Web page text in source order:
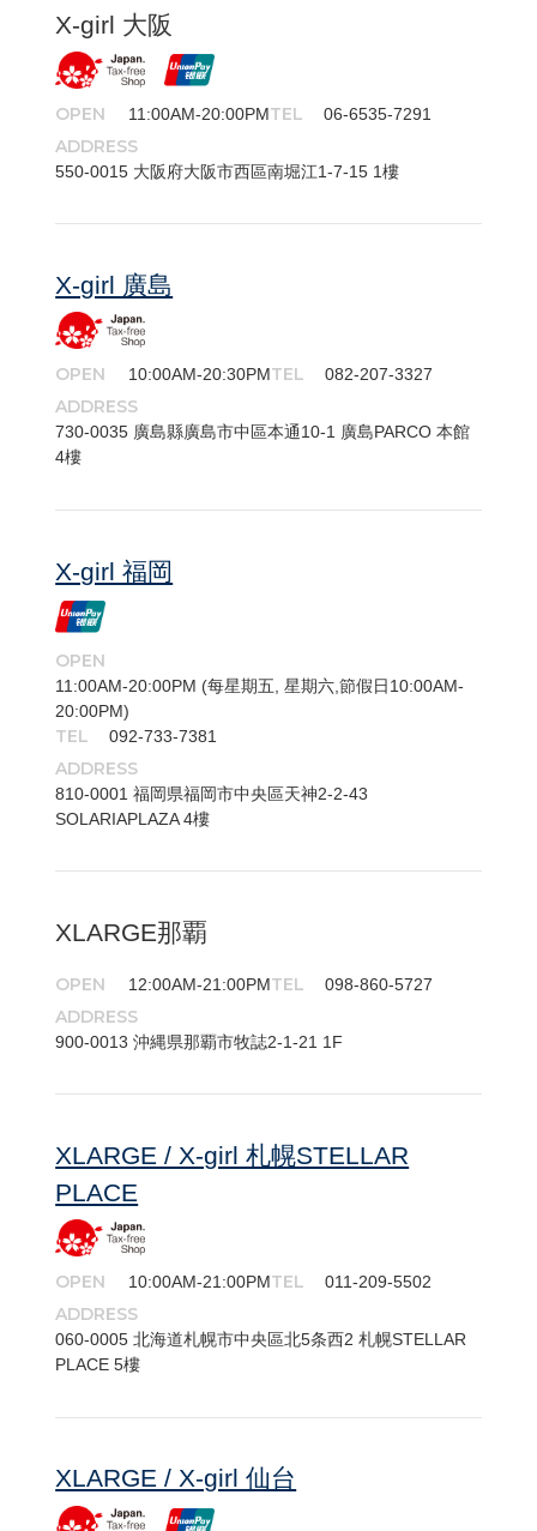
X-girl 大阪
OPEN 11:00AM-20:00PMTEL 06-6535-7291
ADDRESS
550-​0015 大阪府大阪市西區南堀江1-7-15 1樓
X-girl 廣島
OPEN 10:00AM-20:30PMTEL 082-207-3327
ADDRESS
730-​0035 廣島縣廣島市中區本通10-1 廣島PARCO 本館
4樓
X-girl 福岡
OPEN
11:00AM-20:00PM (每星期五, 星期六,節假日10:00AM-
20:00PM)
TEL 092-733-7381
ADDRESS
810-​0001 福岡県福岡市中央區天神2-2-43
SOLARIAPLAZA 4樓
XLARGE那覇
OPEN 12:00AM-21:00PMTEL 098-860-5727
ADDRESS
900-​0013 沖縄県那覇市牧誌2-1-21 1F
XLARGE / X-girl 札幌STELLAR
PLACE
OPEN 10:00AM-21:00PMTEL 011-209-5502
ADDRESS
060-​0005 北海道札幌市中央區北5条西2 札幌STELLAR
PLACE 5樓
XLARGE / X-girl 仙台